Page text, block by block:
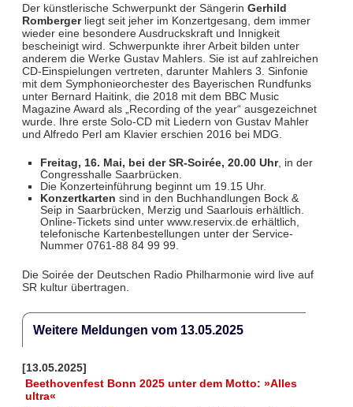
Der künstlerische Schwerpunkt der Sängerin Gerhild
Rombergerliegt seit jeher im Konzertgesang, dem immer
wieder eine besondere Ausdruckskraft und Innigkeit
bescheinigt wird. Schwerpunkte ihrer Arbeit bilden unter
anderem die Werke Gustav Mahlers. Sie ist auf zahlreichen
CD-Einspielungen vertreten, darunter Mahlers 3. Sinfonie
mit dem Symphonieorchester des Bayerischen Rundfunks
unter Bernard Haitink, die 2018 mit dem BBC Music
Magazine Award als „Recording of the year“ ausgezeichnet
wurde. Ihre erste Solo-CD mit Liedern von Gustav Mahler
und Alfredo Perl am Klavier erschien 2016 bei MDG.
Freitag, 16. Mai, bei der SR-Soirée, 20.00 Uhr, in der
Congresshalle Saarbrücken.
Die Konzerteinführung beginnt um 19.15 Uhr.
Konzertkarten sind in den Buchhandlungen Bock &
Seip in Saarbrücken, Merzig und Saarlouis erhältlich.
Online-Tickets sind unter www.reservix.de erhältlich,
telefonische Kartenbestellungen unter der Service-
Nummer 0761-88 84 99 99.
Die Soirée der Deutschen Radio Philharmonie wird live auf
SR kultur übertragen.
Weitere Meldungen vom 13.05.2025
[13.05.2025]
Beethovenfest Bonn 2025 unter dem Motto: »Alles
ultra«